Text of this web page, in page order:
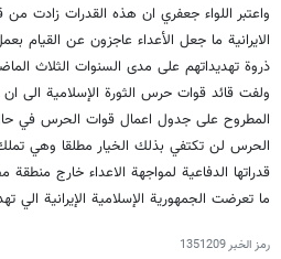
واعتبر اللواء جعفري ان هذه القدرات زادت
الايرانية ما جعل الأعداء عاجزون عن القيام
ذروة تهديداتهم على مدى السنوات الثلاث
ولفت قائد قوات حرس الثورة الإسلامية الى
المطروح على جدول اعمال قوات الحرس في
الحرس لن تكتفي بذلك الخيار مطلقا وهي تملك
قدراتها الدفاعية لمواجهة الاعداء خارج
ما تعرضت الجمهورية الإسلامية الإيرانية الي
رمز الخبر1351209